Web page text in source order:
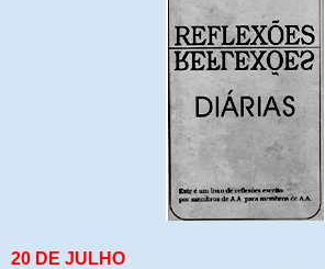
20 DE JULHO